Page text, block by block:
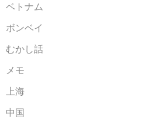
ベトナム
ボンベイ
むかし話
メモ
上海
中国